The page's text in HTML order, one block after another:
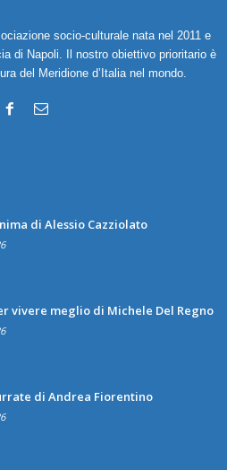
socio-culturale nata nel 2011 e
di Napoli. Il nostro obiettivo prioritario è
del Meridione d’Italia nel mondo.
di Alessio Cazziolato
vivere meglio di Michele Del Regno
di Andrea Fiorentino